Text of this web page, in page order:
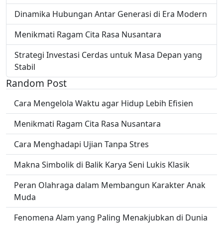
Dinamika Hubungan Antar Generasi di Era Modern
Menikmati Ragam Cita Rasa Nusantara
Strategi Investasi Cerdas untuk Masa Depan yang
Stabil
Random Post
Cara Mengelola Waktu agar Hidup Lebih Efisien
Menikmati Ragam Cita Rasa Nusantara
Cara Menghadapi Ujian Tanpa Stres
Makna Simbolik di Balik Karya Seni Lukis Klasik
Peran Olahraga dalam Membangun Karakter Anak
Muda
Fenomena Alam yang Paling Menakjubkan di Dunia